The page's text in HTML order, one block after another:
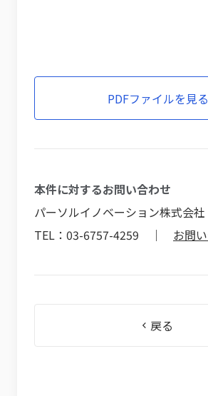
PDFファイルを見る
本件に対するお問い合わせ
パーソルイノベーション株式会
TEL：03-6757-4259 ｜ お問
戻る